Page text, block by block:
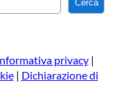
Cerca
privacy|
| Dichiarazione di